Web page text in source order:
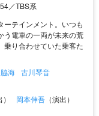
／TBS系
ーテインメント。いつも
う電車の一両が未来の荒
乗り合わせていた乗客た
海 古川琴音
岡本伸吾 （演出）